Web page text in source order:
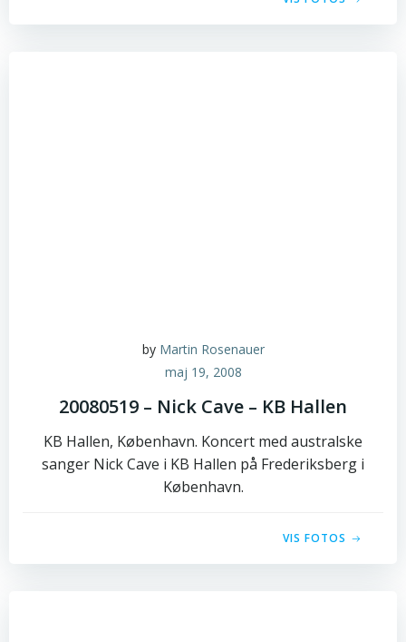
by Martin Rosenauer
maj 19, 2008
20080519 – Nick Cave – KB Hallen
KB Hallen, København. Koncert med australske
sanger Nick Cave i KB Hallen på Frederiksberg i
København.
VIS FOTOS